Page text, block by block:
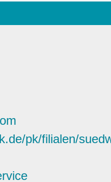
pk/filialen/